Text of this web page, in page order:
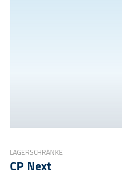
LAGERSCHRÄNKE
CP Next